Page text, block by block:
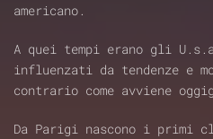
americano.
A quei tempi erano gli
influenzati da tendenze e
contrario come avviene
Da Parigi nascono i